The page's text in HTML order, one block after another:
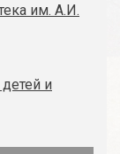
им. А.И.
и